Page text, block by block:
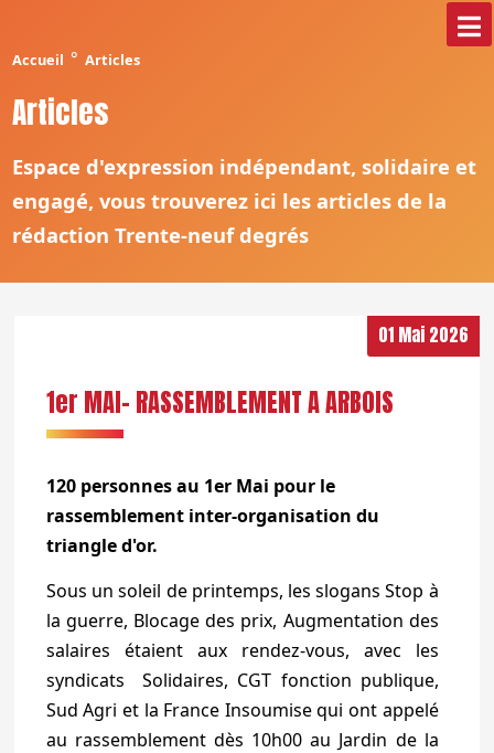
Accueil ° Articles
Articles
Espace d'expression indépendant, solidaire et
engagé, vous trouverez ici les articles de la
rédaction Trente-neuf degrés
01 Mai 2026
1er MAI- RASSEMBLEMENT A ARBOIS
120 personnes au 1er Mai pour le
rassemblement inter-organisation du
triangle d'or.
Sous un soleil de printemps, les slogans Stop à
la guerre, Blocage des prix, Augmentation des
salaires étaient aux rendez-vous, avec les
syndicats Solidaires, CGT fonction publique,
Sud Agri et la France Insoumise qui ont appelé
au rassemblement dès 10h00 au Jardin de la